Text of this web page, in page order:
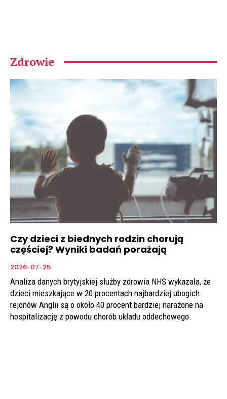
Zdrowie
Czy dzieci z biednych rodzin chorują
częściej? Wyniki badań porażają
2026-07-25
Analiza danych brytyjskiej służby zdrowia NHS wykazała, że
dzieci mieszkające w 20 procentach najbardziej ubogich
rejonów Anglii są o około 40 procent bardziej narażone na
hospitalizację z powodu chorób układu oddechowego.